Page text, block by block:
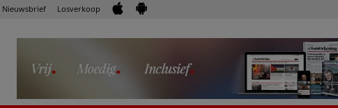
Nieuwsbrief Losverkoop